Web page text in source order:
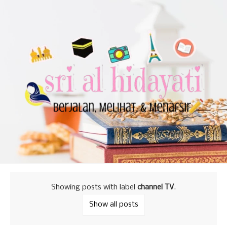
Showing posts with label channel TV.
Show all posts